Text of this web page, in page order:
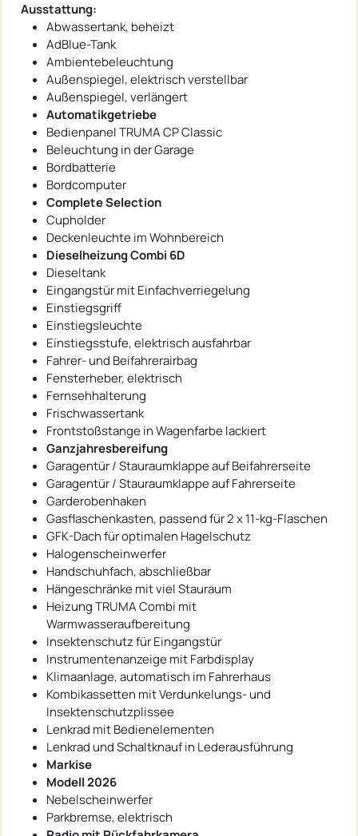
Ausstattung:
Abwassertank, beheizt
AdBlue-Tank
Ambientebeleuchtung
Außenspiegel, elektrisch verstellbar
Außenspiegel, verlängert
Automatikgetriebe
Bedienpanel TRUMA CP Classic
Beleuchtung in der Garage
Bordbatterie
Bordcomputer
Complete Selection
Cupholder
Deckenleuchte im Wohnbereich
Dieselheizung Combi 6D
Dieseltank
Eingangstür mit Einfachverriegelung
Einstiegsgriff
Einstiegsleuchte
Einstiegsstufe, elektrisch ausfahrbar
Fahrer- und Beifahrerairbag
Fensterheber, elektrisch
Fernsehhalterung
Frischwassertank
Frontstoßstange in Wagenfarbe lackiert
Ganzjahresbereifung
Garagentür / Stauraumklappe auf Beifahrerseite
Garagentür / Stauraumklappe auf Fahrerseite
Garderobenhaken
Gasflaschenkasten, passend für 2 x 11-kg-Flaschen
GFK-Dach für optimalen Hagelschutz
Halogenscheinwerfer
Handschuhfach, abschließbar
Hängeschränke mit viel Stauraum
Heizung TRUMA Combi mit
Warmwasseraufbereitung
Insektenschutz für Eingangstür
Instrumentenanzeige mit Farbdisplay
Klimaanlage, automatisch im Fahrerhaus
Kombikassetten mit Verdunkelungs- und
Insektenschutzplissee
Lenkrad mit Bedienelementen
Lenkrad und Schaltknauf in Lederausführung
Markise
Modell 2026
Nebelscheinwerfer
Parkbremse, elektrisch